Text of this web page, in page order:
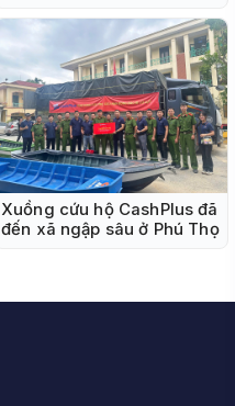
Xuồng cứu hộ CashPlus đã
đến xã ngập sâu ở Phú Thọ